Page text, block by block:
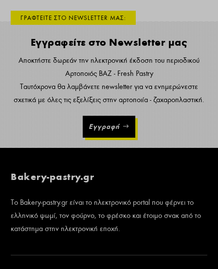
ΓΡΑΦΤΕΙΤΕ ΣΤΟ NEWSLETTER ΜΑΣ:
Εγγραφείτε στο Newsletter μας
Αποκτήστε δωρεάν την ηλεκτρονική έκδοση του περιοδικού
Αρτοποιός ΒΑΖ - Fresh Pastry
Ταυτόχρονα θα λαμβάνετε newsletter για να ενημερώνεστε
σχετικά με όλες τις εξελίξεις στην αρτοποιία - ζαχαροπλαστική.
Εγγραφή
Bakery-pastry.gr
Το Bakery-pastry.gr είναι το ηλεκτρονικό portal που φέρνει το
ελληνικό ψωμί, τον φούρνο, το φρέσκο και έτοιμο σνακ από το
κατάστημα στην ηλεκτρονική εποχή.